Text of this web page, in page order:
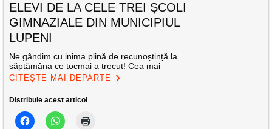
ELEVI DE LA CELE TREI ȘCOLI
GIMNAZIALE DIN MUNICIPIUL
LUPENI
Ne gândim cu inima plină de recunoștință la
săptămâna ce tocmai a trecut! Cea mai
CITEȘTE MAI DEPARTE
Distribuie acest articol